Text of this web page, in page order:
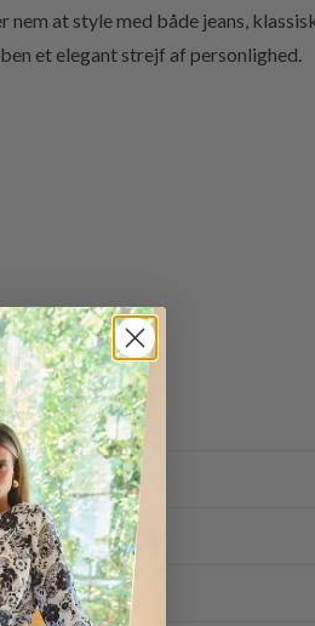
at style med både jeans,
et elegant strejf af personlighed.
over 400,-